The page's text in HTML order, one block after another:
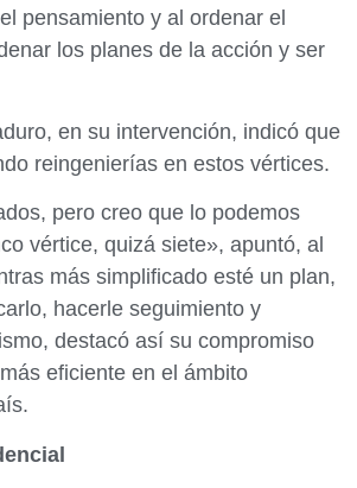
pensamiento y al ordenar el
los planes de la acción y ser
en su intervención, indicó que
reingenierías en estos vértices.
pero creo que lo podemos
vértice, quizá siete», apuntó, al
más simplificado esté un plan,
hacerle seguimiento y
destacó así su compromiso
eficiente en el ámbito